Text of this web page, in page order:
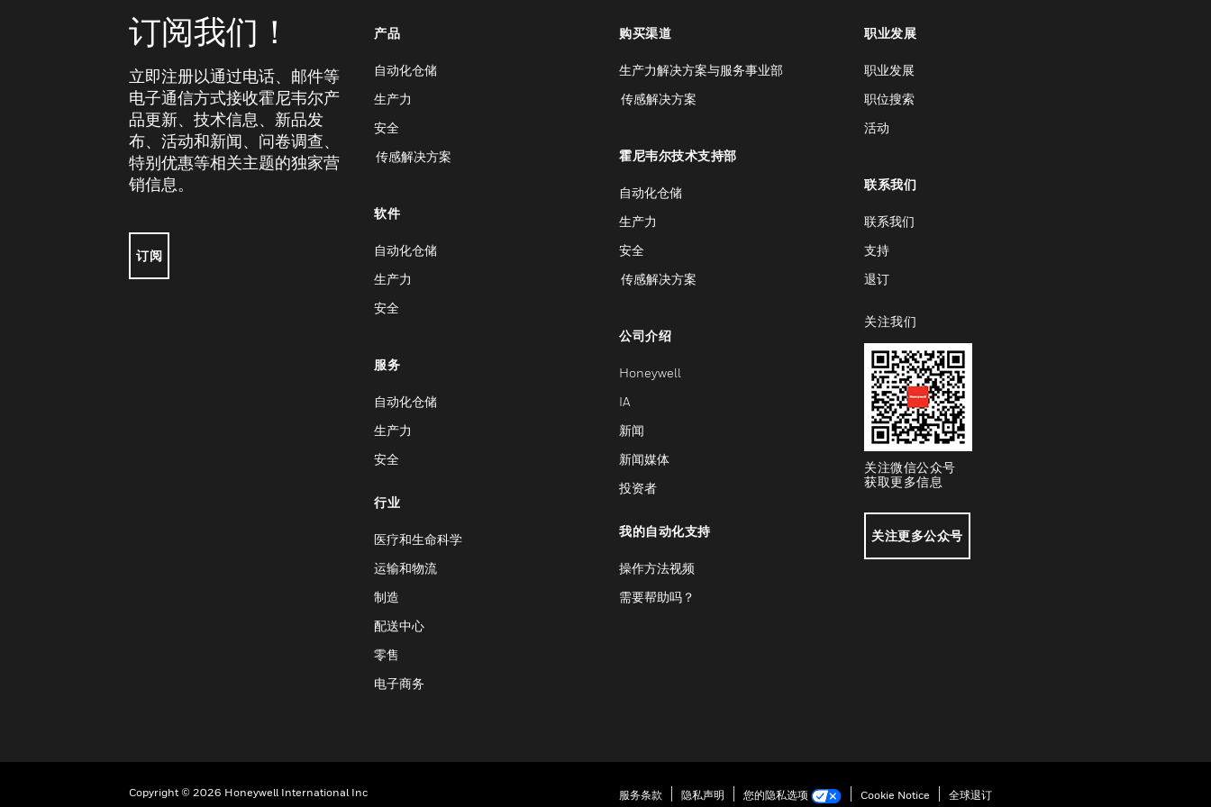
订阅我们！
立即注册以通过电话、邮件等
电子通信方式接收霍尼韦尔产
品更新、技术信息、新品发
布、活动和新闻、问卷调查、
特别优惠等相关主题的独家营
销信息。
订阅
产品
自动化仓储
生产力
安全
传感解决方案
软件
自动化仓储
生产力
安全
服务
自动化仓储
生产力
安全
行业
医疗和生命科学
运输和物流
制造
配送中心
零售
电子商务
购买渠道
生产力解决方案与服务事业部
传感解决方案
霍尼韦尔技术支持部
自动化仓储
生产力
安全
传感解决方案
公司介绍
Honeywell
IA
新闻
新闻媒体
投资者
我的自动化支持
操作方法视频
需要帮助吗？
职业发展
职业发展
职位搜索
活动
联系我们
联系我们
支持
退订
关注我们
关注微信公众号
获取更多信息
关注更多公众号
Copyright © 2026 Honeywell International Inc 服务条款 隐私声明 您的隐私选项 Cookie Notice 全球退订